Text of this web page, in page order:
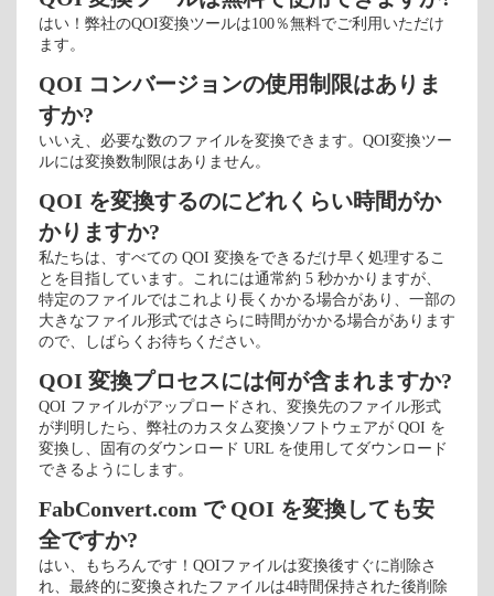
はい！弊社のQOI変換ツールは100％無料でご利用いただけ
ます。
QOI コンバージョンの使用制限はありま
すか?
いいえ、必要な数のファイルを変換できます。QOI変換ツー
ルには変換数制限はありません。
QOI を変換するのにどれくらい時間がか
かりますか?
私たちは、すべての QOI 変換をできるだけ早く処理するこ
とを目指しています。これには通常約 5 秒かかりますが、
特定のファイルではこれより長くかかる場合があり、一部の
大きなファイル形式ではさらに時間がかかる場合があります
ので、しばらくお待ちください。
QOI 変換プロセスには何が含まれますか?
QOI ファイルがアップロードされ、変換先のファイル形式
が判明したら、弊社のカスタム変換ソフトウェアが QOI を
変換し、固有のダウンロード URL を使用してダウンロード
できるようにします。
FabConvert.com で QOI を変換しても安
全ですか?
はい、もちろんです！QOIファイルは変換後すぐに削除さ
れ、最終的に変換されたファイルは4時間保持された後削除